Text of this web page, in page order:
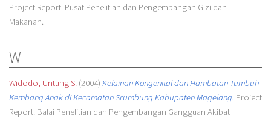
Project Report. Pusat Penelitian dan Pengembangan Gizi dan
Makanan.
W
Widodo, Untung S.(2004) Kelainan Kongenital dan Hambatan Tumbuh
Kembang Anak di Kecamatan Srumbung Kabupaten Magelang. Project
Report. Balai Penelitian dan Pengembangan Gangguan Akibat